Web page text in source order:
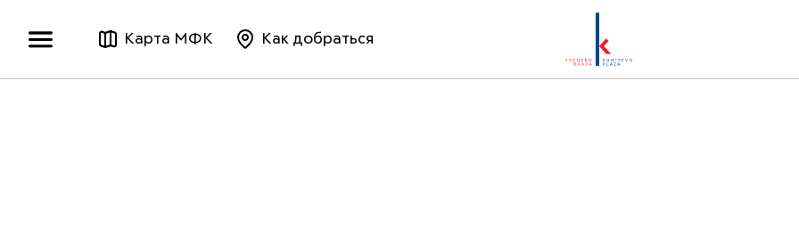
Карта МФК Как добраться